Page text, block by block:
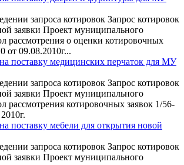
запроса котировок Запрос котировок
заявки Проект муниципального
рассмотрения о оценки котировочных
от 09.08.2010г...
поставку медицинских перчаток для МУ
запроса котировок Запрос котировок
заявки Проект муниципального
рассмотрения котировочных заявок 1/56-
поставку мебели для открытия новой
запроса котировок Запрос котировок
заявки Проект муниципального